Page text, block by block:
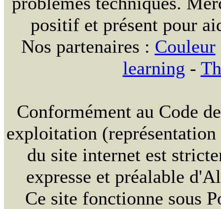
positif et présent pour
Nos partenaires : Couleur
learning -
Conformément au Code
exploitation
du site internet est
expresse et préalable
Ce site fonctionne sous